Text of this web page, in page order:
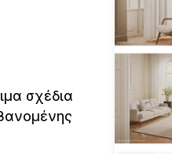
σχέδια